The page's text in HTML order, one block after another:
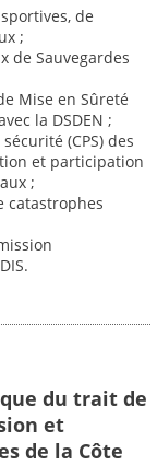
de
;
de Sauvegardes
Mise en Sûreté
la DSDEN ;
(CPS) des
et participation
;
catastrophes
du trait de
et
de la Côte